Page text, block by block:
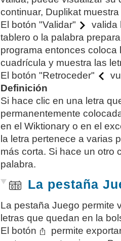
continuar, Duplikat
El botón "Validar"
valida
tablero o la palabra
programa entonces
cuadrícula y muestra las
El botón "Retroceder"
Definición
Si hace clic en una letra
permanentemente
en el Wiktionary o en el
la letra pertenece a varias
más corta. Si hace un otro
palabra.
La pestaña
La pestaña Juego permite
letras que quedan en la
El botón
permite